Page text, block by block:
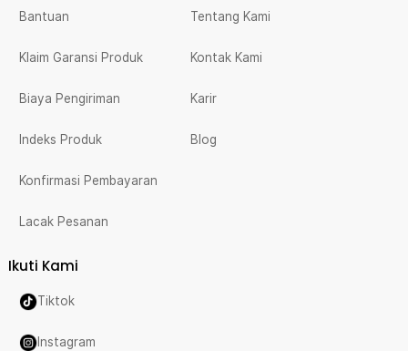
Bantuan
Klaim Garansi Produk
Biaya Pengiriman
Indeks Produk
Konfirmasi Pembayaran
Lacak Pesanan
Tentang Kami
Kontak Kami
Karir
Blog
Ikuti Kami
Tiktok
Instagram